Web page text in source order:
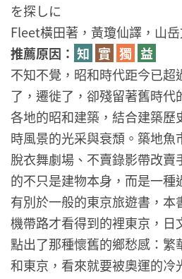
を探しに
Fleet橫田著，黃瓊仙譯，山
推薦原因： 知 實 獨 益
不知不覺，昭和時代距今已超
了，遷徙了，卻殘留著舊時代
各地的昭和建築，結合建築歷
時風景的光采與衰頹。築地魚
脫衣舞劇場、不賣錄影帶改
的不只是建物本身，而是一種
有別於一般的東京旅遊書，本
機帶路才看得到的裡東京，
點出了那種懷舊的鄉愁感：繁
和東京，看來就要被奧運的冷